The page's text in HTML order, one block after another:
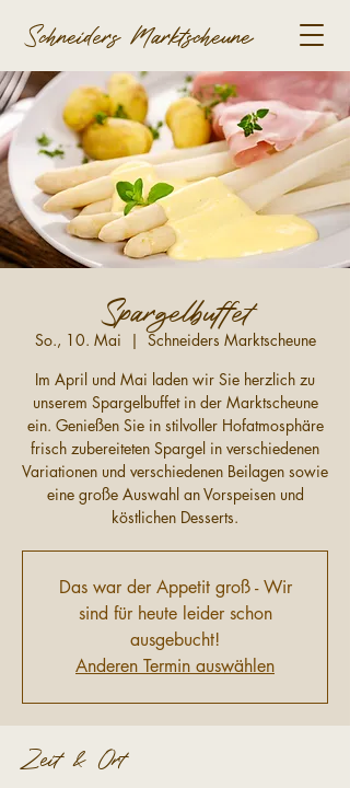
Schneiders Marktscheune
Spargelbuffet
So., 10. Mai
  |
Schneiders Marktscheune
Im April und Mai laden wir Sie herzlich zu
unserem Spargelbuffet in der Marktscheune
ein. Genießen Sie in stilvoller Hofatmosphäre
frisch zubereiteten Spargel in verschiedenen
Variationen und verschiedenen Beilagen sowie
eine große Auswahl an Vorspeisen und
köstlichen Desserts.
Das war der Appetit groß - Wir
sind für heute leider schon
ausgebucht!
Anderen Termin auswählen
Zeit & Ort